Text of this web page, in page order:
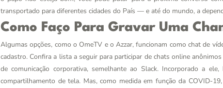
transportado para diferentes cidades do País — e até do mundo, a
Como Faço Para Gravar Uma
Algumas opções, como o OmeTV e o Azzar, funcionam como chat de
cadastro. Confira a lista a seguir para participar de chats online
de comunicação corporativa, semelhante ao Slack. Incorporado a
compartilhamento de tela. Mas, como medida em função da COVID-